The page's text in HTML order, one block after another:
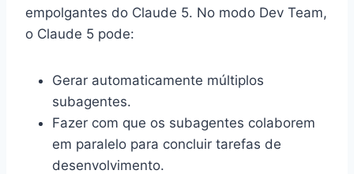
empolgantes do Claude 5. No modo Dev Team,
o Claude 5 pode:
Gerar automaticamente múltiplos
subagentes.
Fazer com que os subagentes colaborem
em paralelo para concluir tarefas de
desenvolvimento.